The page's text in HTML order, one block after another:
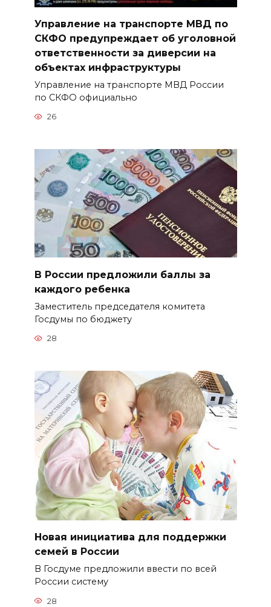
Управление на транспорте МВД по
СКФО предупреждает об уголовной
ответственности за диверсии на
объектах инфраструктуры
Управление на транспорте МВД России
по СКФО официально
26
В России предложили баллы за
каждого ребенка
Заместитель председателя комитета
Госдумы по бюджету
28
Новая инициатива для поддержки
семей в России
В Госдуме предложили ввести по всей
России систему
28